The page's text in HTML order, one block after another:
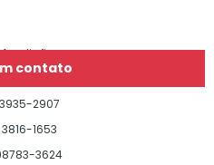
fundição
contato
2907
1653
3624